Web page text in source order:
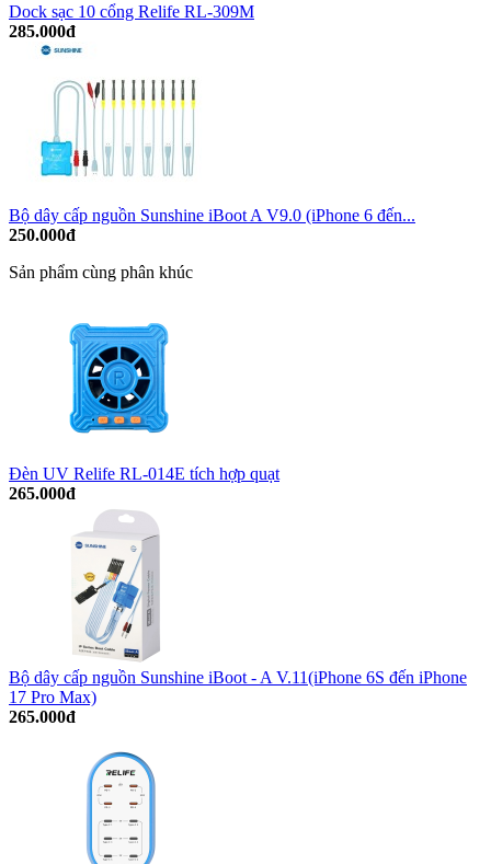
Dock sạc 10 cổng Relife RL-309M
285.000đ
Bộ dây cấp nguồn Sunshine iBoot A V9.0 (iPhone 6 đến...
250.000đ
Sản phẩm cùng phân khúc
Đèn UV Relife RL-014E tích hợp quạt
265.000đ
Bộ dây cấp nguồn Sunshine iBoot - A V.11(iPhone 6S đến iPhone
17 Pro Max)
265.000đ